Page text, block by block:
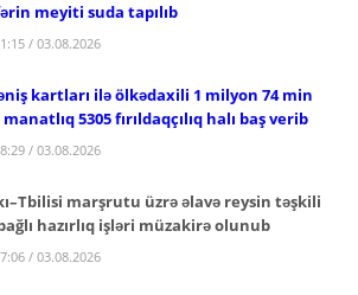
meyiti suda tapılıb
/ 03.08.2026
kartları ilə ölkədaxili 1 milyon 74 min
manatlıq 5305 fırıldaqçılıq halı baş verib
/ 03.08.2026
marşrutu üzrə əlavə reysin təşkili
hazırlıq işləri müzakirə olunub
/ 03.08.2026